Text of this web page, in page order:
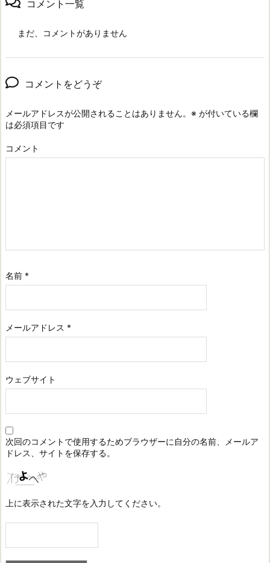
コメント一覧
まだ、コメントがありません
コメントをどうぞ
メールアドレスが公開されることはありません。 ※ が付いている欄
は必須項目です
コメント
名前 *
メールアドレス *
ウェブサイト
次回のコメントで使用するためブラウザーに自分の名前、メールア
ドレス、サイトを保存する。
上に表示された文字を入力してください。